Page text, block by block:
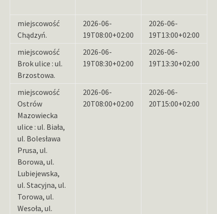
miejscowość
Chądzyń.
2026-06-
19T08:00+02:00
2026-06-
19T13:00+02:00
miejscowość
Brok ulice : ul.
Brzostowa.
2026-06-
19T08:30+02:00
2026-06-
19T13:30+02:00
miejscowość
Ostrów
Mazowiecka
ulice : ul. Biała,
ul. Bolesława
Prusa, ul.
Borowa, ul.
Lubiejewska,
ul. Stacyjna, ul.
Torowa, ul.
Wesoła, ul.
2026-06-
20T08:00+02:00
2026-06-
20T15:00+02:00